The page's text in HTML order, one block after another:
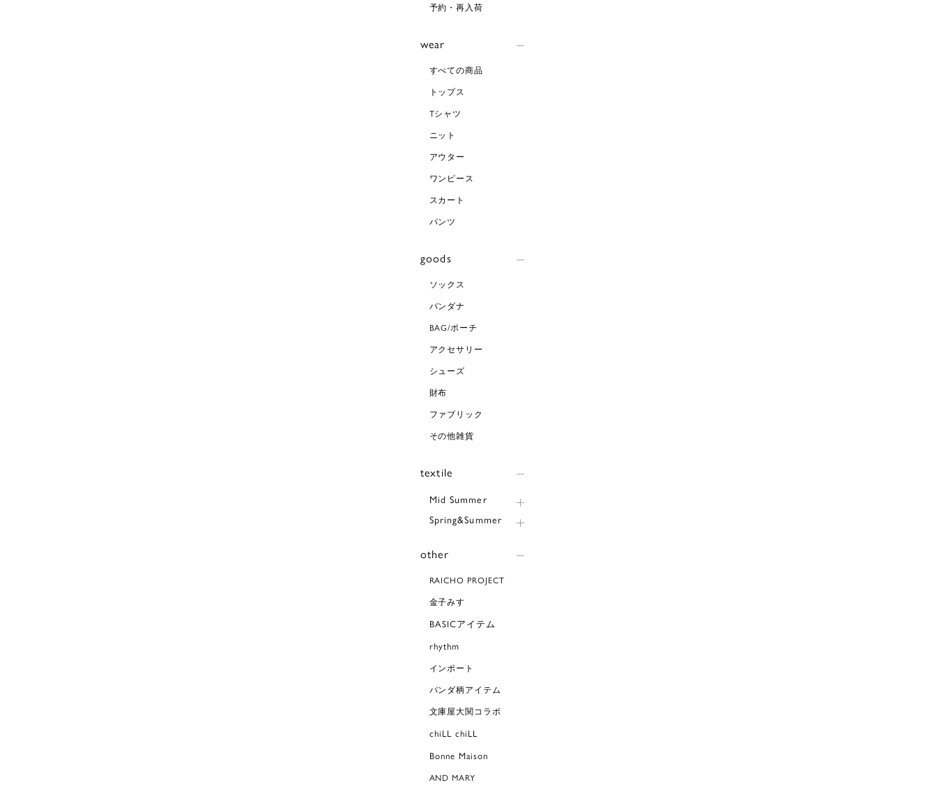
予約・再入荷
wear
すべての商品
トップス
Tシャツ
ニット
アウター
ワンピース
スカート
パンツ
goods
ソックス
バンダナ
BAG/ポーチ
アクセサリー
シューズ
財布
ファブリック
その他雑貨
textile
Mid Summer
Spring&Summer
other
RAICHO PROJECT
金子みすゞ
BASICアイテム
rhythm
インポート
パンダ柄アイテム
文庫屋大関コラボ
chiLL chiLL
Bonne Maison
AND MARY